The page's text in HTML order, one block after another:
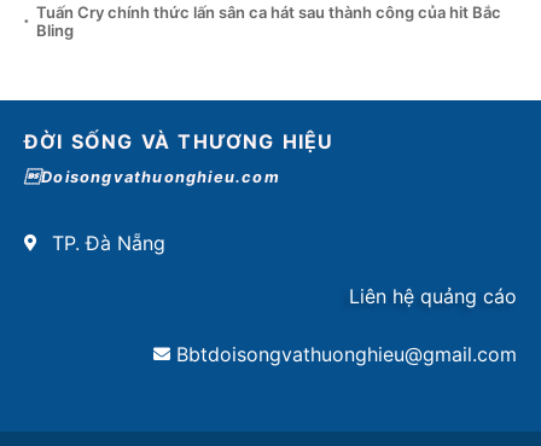
Tuấn Cry chính thức lấn sân ca hát sau thành công của hit Bắc
Bling
ĐỜI SỐNG VÀ THƯƠNG HIỆU
Doisongvathuonghieu.com
TP. Đà Nẵng
Liên hệ quảng cáo
Bbtdoisongvathuonghieu@gmail.com